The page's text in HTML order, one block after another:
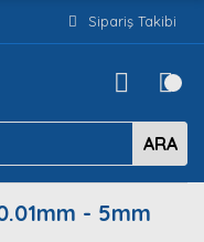
Sipariş Takibi
ARA
- 5mm